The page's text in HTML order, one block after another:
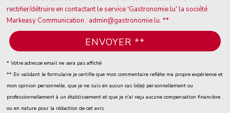
rectifier/détruire en contactant le service 'Gastronomie.lu' la société
Markeasy Communication : admin@gastronomie.lu. **
* Votre adresse email ne sera pas affiché
** En validant le formulaire je certifie que mon commentaire reflète ma propre expérience et
mon opinion personnelle, que je ne suis en aucun cas lié(e) personnellement ou
professionnellement à un établissement et que je n'ai reçu aucune compensation financière
ou en nature pour la rédaction de cet avis.